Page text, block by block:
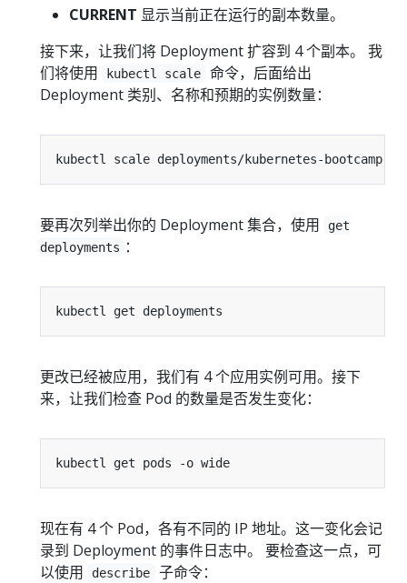
CURRENT 显示当前正在运行的副本数量。
接下来，让我们将 Deployment 扩容到 4 个副本。 我
们将使用
kubectl scale
命令，后面给出
Deployment 类别、名称和预期的实例数量：
kubectl scale deployments/kubernetes-bootcamp
要再次列举出你的 Deployment 集合，使用
get
deployments ：
更改已经被应用，我们有 4 个应用实例可用。接下
来，让我们检查 Pod 的数量是否发生变化：
现在有 4 个 Pod，各有不同的 IP 地址。这一变化会记
录到 Deployment 的事件日志中。 要检查这一点，可
以使用
describe 子命令：